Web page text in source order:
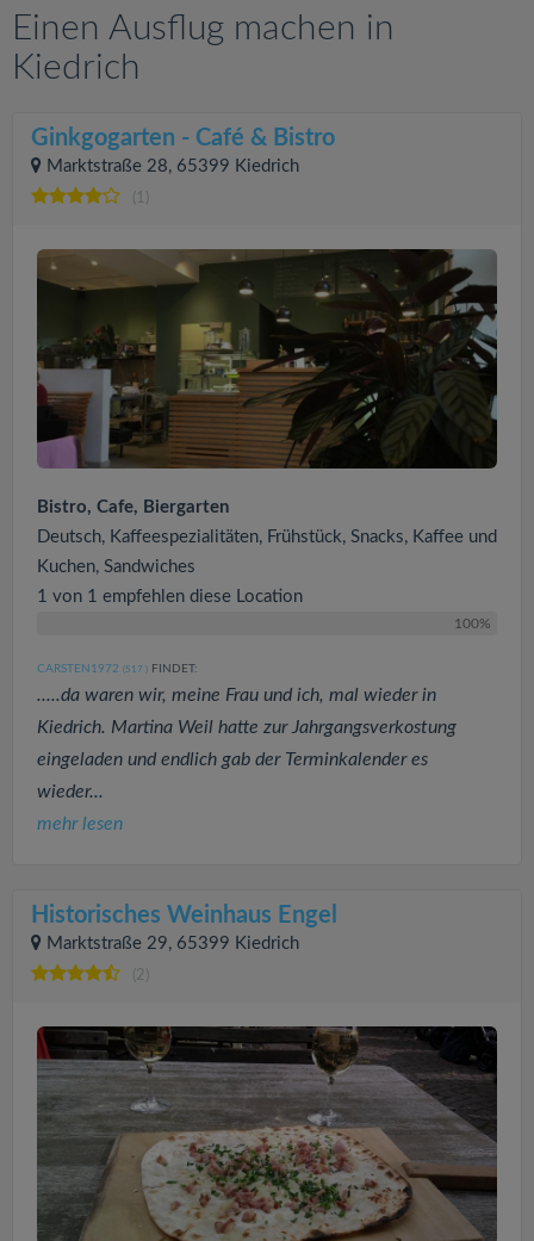
Einen Ausflug machen in
Kiedrich
Ginkgogarten - Café & Bistro
Marktstraße 28, 65399 Kiedrich
(1)
Bistro, Cafe, Biergarten
Deutsch, Kaffeespezialitäten, Frühstück, Snacks, Kaffee und
Kuchen, Sandwiches
1 von 1 empfehlen diese Location
100%
CARSTEN1972 (517 ) FINDET:
.....da waren wir, meine Frau und ich, mal wieder in
Kiedrich. Martina Weil hatte zur Jahrgangsverkostung
eingeladen und endlich gab der Terminkalender es
wieder...
mehr lesen
Historisches Weinhaus Engel
Marktstraße 29, 65399 Kiedrich
(2)